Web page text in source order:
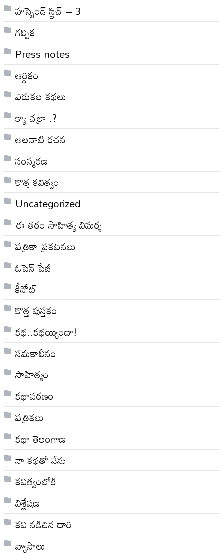
హస్బెండ్ స్టిచ్ – 3
గల్పిక
Press notes
ఆర్ధికం
ఎరుకల కథలు
క్యా చల్రా .?
అలనాటి రచన
సంస్మరణ
కొత్త కవిత్వం
Uncategorized
ఈ తరం సాహిత్య విమర్శ
పత్రికా ప్రకటనలు
ఓపెన్ పేజీ
కీనోట్
కొత్త పుస్తకం
కథ..కథయ్యిందా!
సమకాలీనం
సాహిత్యం
కథావరణం
పత్రికలు
కథా తెలంగాణ
నా క‌థ‌తో నేను
కవిత్వంలోకి
విశ్లేషణ
కవి నడిచిన దారి
వ్యాసాలు